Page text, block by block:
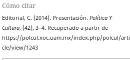
Cómo citar
Editorial, C. (2014). Presentación.Política Y
Cultura, (42), 3–4. Recuperado a partir de
https://polcul.xoc.uam.mx/index.php/polcul/arti
cle/view/1243